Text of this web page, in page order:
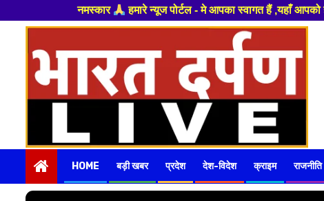
स्वागत हैं ,यहाँ आपको हमेशा ताजा खबरों से रूबरू कराया जाएगा , खबर ओर
content
HOME बड़ी खबर प्रदेश देश-विदेश क्राइम राजनीति